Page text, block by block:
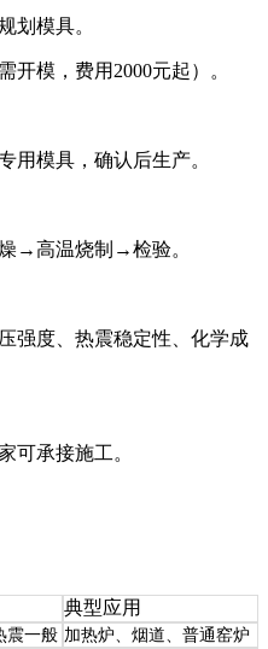
划模具。
开模，费用2000元起）。
用模具，确认后生产。
→高温烧制→检验。
强度、热震稳定性、化学成
可承接施工。
典型应用
震一般 加热炉、烟道、普通窑炉